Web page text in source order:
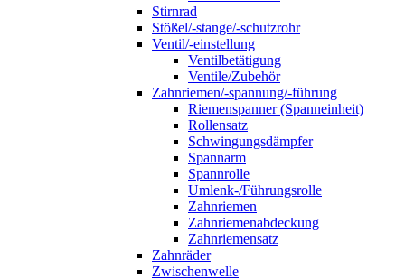
Stirnrad
Stößel/-stange/-schutzrohr
Ventil/-einstellung
Ventilbetätigung
Ventile/Zubehör
Zahnriemen/-spannung/-führung
Riemenspanner (Spanneinheit)
Rollensatz
Schwingungsdämpfer
Spannarm
Spannrolle
Umlenk-/Führungsrolle
Zahnriemen
Zahnriemenabdeckung
Zahnriemensatz
Zahnräder
Zwischenwelle